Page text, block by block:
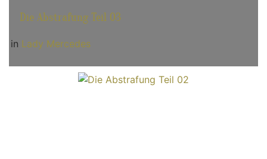
Die Abstrafung Teil 03
in Lady Mercedes